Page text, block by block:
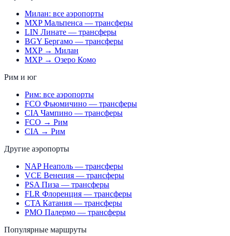
Милан: все аэропорты
MXP Мальпенса — трансферы
LIN Линате — трансферы
BGY Бергамо — трансферы
MXP → Милан
MXP → Озеро Комо
Рим и юг
Рим: все аэропорты
FCO Фьюмичино — трансферы
CIA Чампино — трансферы
FCO → Рим
CIA → Рим
Другие аэропорты
NAP Неаполь — трансферы
VCE Венеция — трансферы
PSA Пиза — трансферы
FLR Флоренция — трансферы
CTA Катания — трансферы
PMO Палермо — трансферы
Популярные маршруты